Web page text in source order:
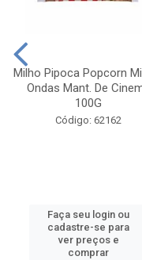
Milho Pipoca Popcorn
Ondas Mant. De
100G
Código: 62162
Faça seu login ou
cadastre-se para
ver preços e
comprar